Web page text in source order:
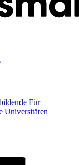
Für
Universitäten